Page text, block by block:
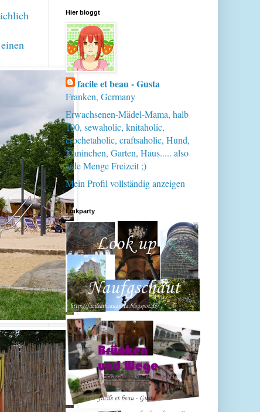
Hier bloggt
facile et beau - Gusta
Franken, Germany
Erwachsenen-Mädel-Mama, halb
100, sewaholic, knitaholic,
crochetaholic, craftsaholic, Hund,
Kaninchen, Garten, Haus..... also
jede Menge Freizeit ;)
Mein Profil vollständig anzeigen
Linkparty